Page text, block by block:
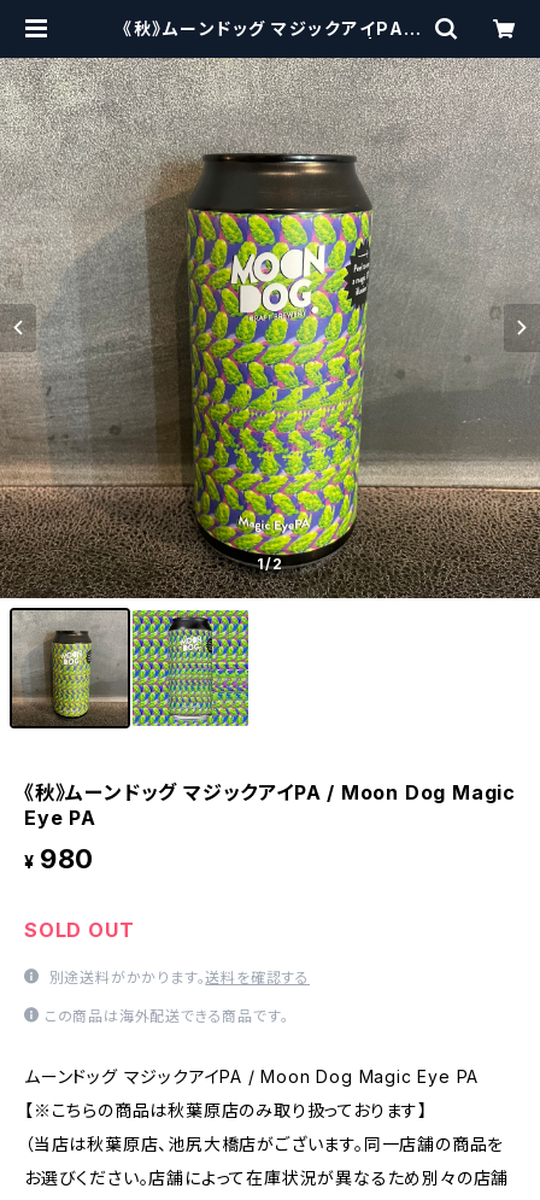
《秋》ムーンドッグ マジックアイPA /
tbeerscissors
1/2
《秋》ムーンドッグ マジックアイPA / Moon Dog Magic
Eye PA
¥ 980
SOLD OUT
別途送料がかかります。送料を確認する
この商品は海外配送できる商品です。
ムーンドッグ マジックアイPA / Moon Dog Magic Eye PA
【※こちらの商品は秋葉原店のみ取り扱っております】
（当店は秋葉原店、池尻大橋店がございます。同一店舗の商品を
お選びください。店舗によって在庫状況が異なるため別々の店舗